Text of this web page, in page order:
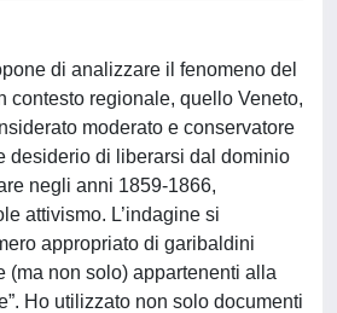
di analizzare il fenomeno del
contesto regionale, quello Veneto,
moderato e conservatore
desiderio di liberarsi dal dominio
negli anni 1859-1866,
attivismo. L’indagine si
appropriato di garibaldini
(ma non solo) appartenenti alla
Ho utilizzato non solo documenti